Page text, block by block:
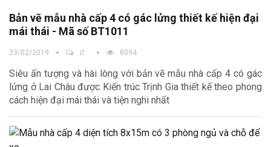
Bản vẽ mẫu nhà cấp 4 có gác lửng thiết kế hiện đại
mái thái - Mã số BT1011
23/02/2019 0 8094
Siêu ấn tượng và hài lòng với bản vẽ mẫu nhà cấp 4 có gác
lửng ở Lai Châu được Kiến trúc Trịnh Gia thiết kế theo phong
cách hiện đại mái thái và tiện nghi nhất